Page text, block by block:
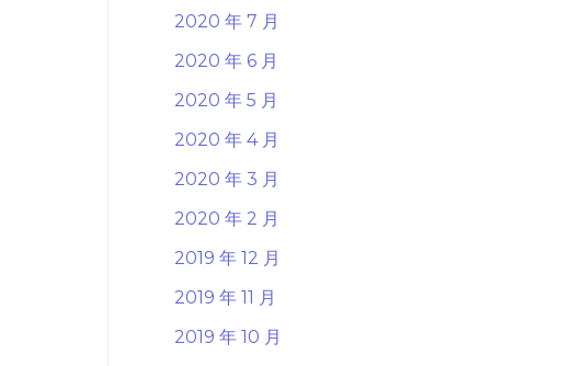
2020 年 7 月
2020 年 6 月
2020 年 5 月
2020 年 4 月
2020 年 3 月
2020 年 2 月
2019 年 12 月
2019 年 11 月
2019 年 10 月